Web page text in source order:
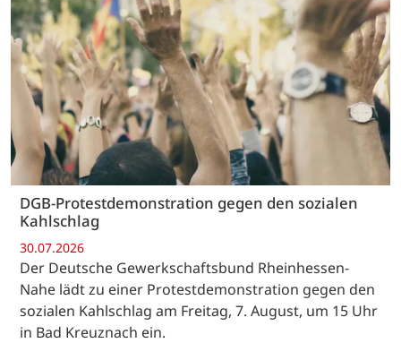
DGB-Protestdemonstration gegen den sozialen
Kahlschlag
30.07.2026
Der Deutsche Gewerkschaftsbund Rheinhessen-
Nahe lädt zu einer Protestdemonstration gegen den
sozialen Kahlschlag am Freitag, 7. August, um 15 Uhr
in Bad Kreuznach ein.